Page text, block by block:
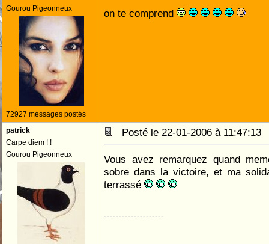
Gourou Pigeonneux
72927 messages postés
on te comprend
patrick
Carpe diem ! !
Gourou Pigeonneux
Posté le 22-01-2006 à
Vous avez remarquez quand
sobre dans la victoire, et ma
terrassé
--------------------